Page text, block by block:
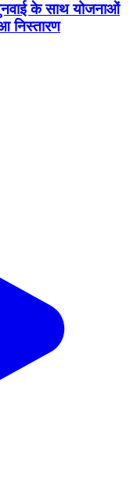
के साथ योजनाओं
निस्तारण